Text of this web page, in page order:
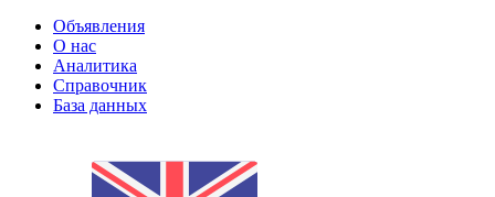
Объявления
О нас
Аналитика
Справочник
База данных